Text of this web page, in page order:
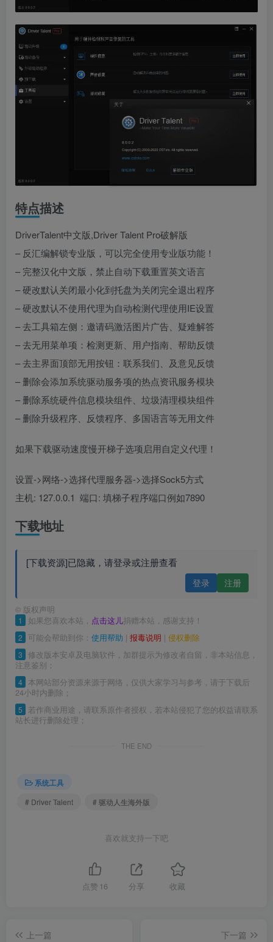
特点描述
DriverTalent中文版,Driver Talent Pro破解版
– 反汇编解锁专业版，可以完全使用专业版功能！
– 完整汉化中文版，禁止自动下载重置英文语言
– 硬改默认关闭最小化到托盘为关闭完全退出程序
– 硬改默认不使用代理为自动检测代理使用IE设置
– 去工具箱左侧：邀请码激活图片广告、疑难解答
– 去无用菜单项：检测更新、用户指南、帮助反馈
– 去主界面顶部无用按钮：联系我们、及意见反馈
– 删除会添加系统驱动服务项的热点资讯服务模块
– 删除系统硬件信息模块组件、垃圾清理模块组件
– 删除升级程序、反馈程序、多国语言等无用文件
如果下载驱动速度慢开梯子选项启用自定义代理！
设置->网络->选择代理服务器->选择Sock5方式
主机: 127.0.0.1 端口: 填梯子程序端口例如7890
下载地址
[下载资源]已隐藏，请登录或注册查看
登录 注册
© 版权声明
1 如果您喜欢本站， 点击这儿捐赠本站，感谢支持！
2 可能会帮助到你： 使用帮助 | 报毒说明 | 侵权删除
3 修改版本安卓及电脑软件，加群提示为修改者自留，非本站信息，
注意鉴别；
4 本网站部分资源来源于网络，仅供大家学习与参考，请于下载后
24小时内删除；
5
若作商业用途，请联系原作者授权，若本站侵犯了您的权益请联系
站长进行删除处理；
THE END
系统工具
# Driver Talent
# 驱动人生海外版
喜欢就支持一下吧
点赞 16 分享 收藏
上一篇
下一篇